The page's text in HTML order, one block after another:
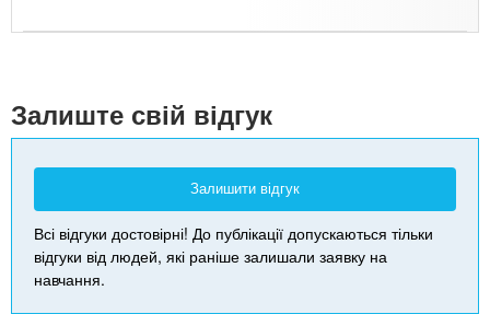
Залиште свій відгук
Залишити відгук
Всі відгуки достовірні! До публікації допускаються тільки
відгуки від людей, які раніше залишали заявку на
навчання.